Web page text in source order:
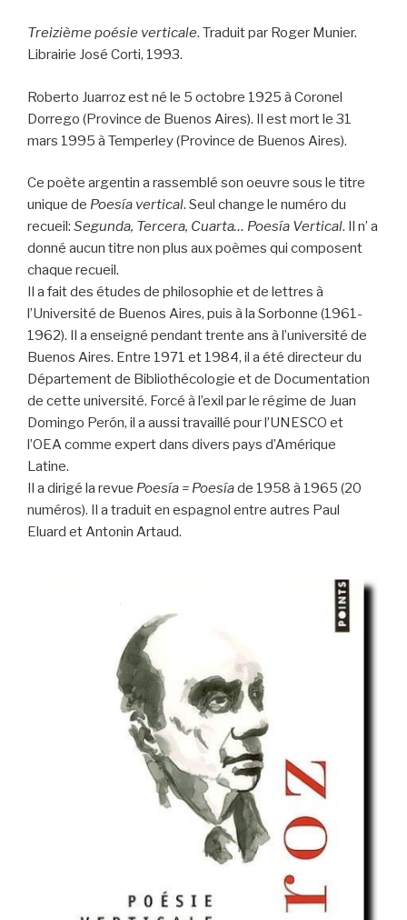
Treizième poésie verticale. Traduit par Roger Munier.
Librairie José Corti, 1993.
Roberto Juarroz est né le 5 octobre 1925 à Coronel
Dorrego (Province de Buenos Aires). Il est mort le 31
mars 1995 à Temperley (Province de Buenos Aires).
Ce poète argentin a rassemblé son oeuvre sous le titre
unique de Poesía vertical. Seul change le numéro du
recueil: Segunda, Tercera, Cuarta… Poesía Vertical. Il n’ a
donné aucun titre non plus aux poèmes qui composent
chaque recueil.
Il a fait des études de philosophie et de lettres à
l’Université de Buenos Aires, puis à la Sorbonne (1961-
1962). Il a enseigné pendant trente ans à l’université de
Buenos Aires. Entre 1971 et 1984, il a été directeur du
Département de Bibliothécologie et de Documentation
de cette université. Forcé à l’exil par le régime de Juan
Domingo Perón, il a aussi travaillé pour l’UNESCO et
l’OEA comme expert dans divers pays d’Amérique
Latine.
Il a dirigé la revue Poesía = Poesíade 1958 à 1965 (20
numéros). Il a traduit en espagnol entre autres Paul
Eluard et Antonin Artaud.